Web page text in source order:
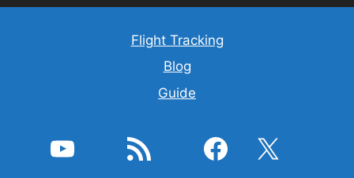
Flight Tracking
Blog
Guide
YouTube RSS Feed Facebook X